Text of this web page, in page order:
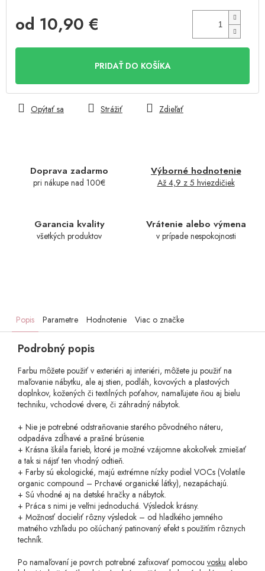
od 10,90 €
PRIDAŤ DO KOŠÍKA
Doprava zadarmo
pri nákupe nad 100€
Výborné hodnotenie
Až 4,9 z 5 hviezdičiek
Garancia kvality
všetkých produktov
Vrátenie alebo výmena
v prípade nespokojnosti
Opýtať sa Strážiť Zdieľať
Popis Parametre Hodnotenie Viac o značke
Podrobný popis
Farbu môžete použiť v exteriéri aj interiéri, môžete ju použiť na
maľovanie nábytku, ale aj stien, podláh, kovových a plastových
doplnkov, kožených či textilných poťahov, namaľujete ňou aj bielu
techniku, vchodové dvere, či záhradný nábytok.
+ Nie je potrebné odstraňovanie starého pôvodného náteru,
odpadáva zdĺhavé a prašné brúsenie.
+ Krásna škála farieb, ktoré je možné vzájomne akokoľvek zmiešať
a tak si nájsť ten vhodný odtieň.
+ Farby sú ekologické, majú extrémne nízky podiel VOCs (Volatile
organic compound – Prchavé organické látky), nezapáchajú.
+ Sú vhodné aj na detské hračky a nábytok.
+ Práca s nimi je veľmi jednoduchá. Výsledok krásny.
+ Možnosť docieliť rôzny výsledok – od hladkého jemného
matného vzhľadu po ošúchaný patinovaný efekt s použitím rôznych
techník.
Po namaľovaní je povrch potrebné zafixovať pomocou vosku alebo